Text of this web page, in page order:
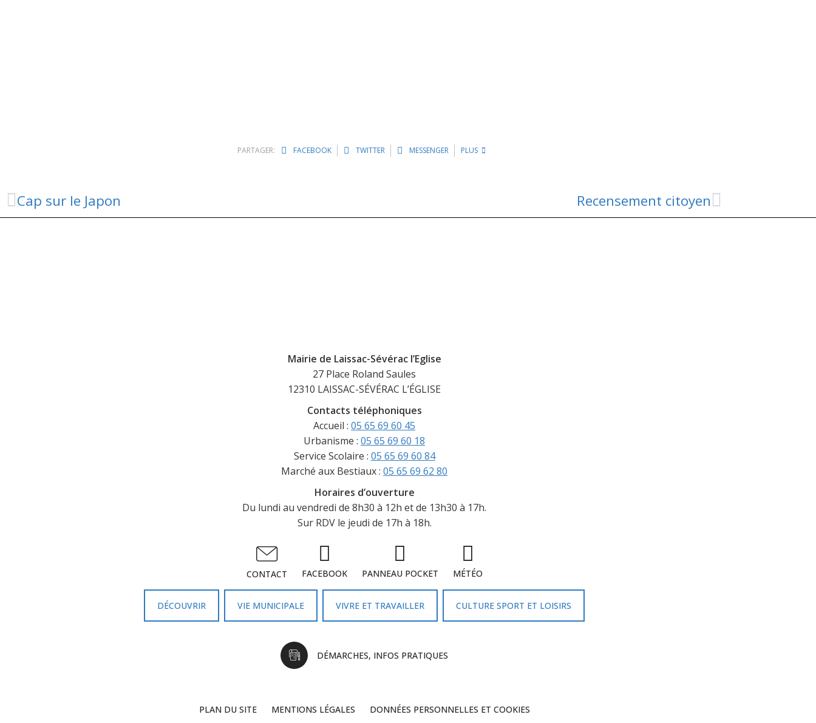
PARTAGER: FACEBOOK TWITTER MESSENGER PLUS
Cap sur le Japon Recensement citoyen
Mairie de Laissac-Sévérac l’Eglise
27 Place Roland Saules
12310 LAISSAC-SÉVÉRAC L’ÉGLISE
Contacts téléphoniques
Accueil : 05 65 69 60 45
Urbanisme : 05 65 69 60 18
Service Scolaire : 05 65 69 60 84
Marché aux Bestiaux : 05 65 69 62 80
Horaires d’ouverture
Du lundi au vendredi de 8h30 à 12h et de 13h30 à 17h.
Sur RDV le jeudi de 17h à 18h.
CONTACT FACEBOOK PANNEAU POCKET MÉTÉO
DÉCOUVRIR VIE MUNICIPALE VIVRE ET TRAVAILLER CULTURE SPORT ET LOISIRS
DÉMARCHES, INFOS PRATIQUES
PLAN DU SITE MENTIONS LÉGALES DONNÉES PERSONNELLES ET COOKIES